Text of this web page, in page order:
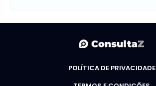
POLÍTICA DE PRIVACIDADE